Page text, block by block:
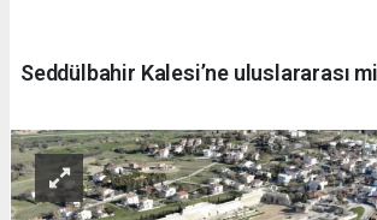
Seddülbahir Kalesi’ne uluslararası